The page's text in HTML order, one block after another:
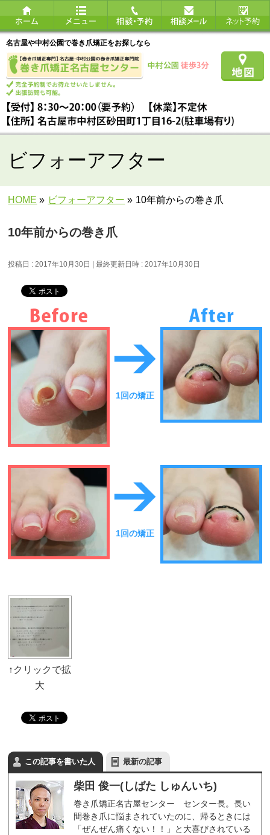
名古屋や中村公園で巻き爪矯正をお探しなら
ビフォーアフター
HOME » ビフォーアフター » 10年前からの巻き爪
10年前からの巻き爪
投稿日 : 2017年10月30日 最終更新日時 : 2017年10月30日
1回の矯正
1回の矯正
この記事を書いた人 最新の記事
柴田 俊一(しばた しゅんいち)
巻き爪矯正名古屋センター センター長。長い
間巻き爪に悩まされていたのに、帰るときには
「ぜんぜん痛くない！！」と大喜びされている